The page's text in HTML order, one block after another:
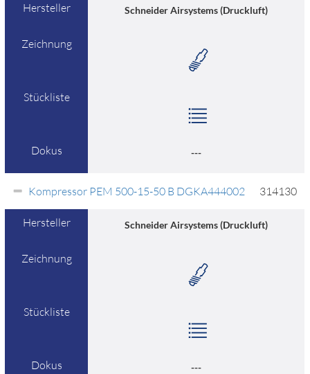
Hersteller Schneider Airsystems (Druckluft)
Zeichnung
Stückliste
Dokus ---
Kompressor PEM 500-15-50 B DGKA444002 314130
Hersteller Schneider Airsystems (Druckluft)
Zeichnung
Stückliste
Dokus ---